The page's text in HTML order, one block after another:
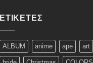
ΕΤΙΚΈΤΕΣ
ALBUM anime ape art